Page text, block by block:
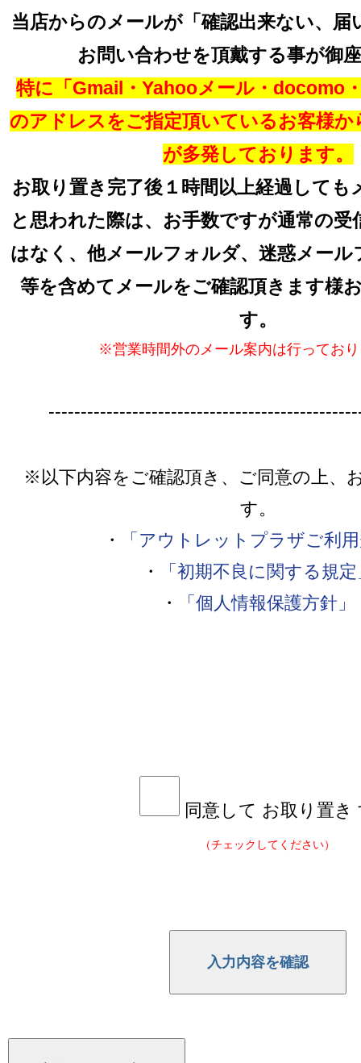
当店からのメールが「確認出来ない、届
お問い合わせを頂戴する事が御
特に「Gmail・Yahooメール・docomo
のアドレスをご指定頂いているお客様
が多発しております。
お取り置き完了後１時間以上経過しても
と思われた際は、お手数ですが通常の
はなく、他メールフォルダ、迷惑メール
等を含めてメールをご確認頂きます様
す。
※営業時間外のメール案内は行ってお
※以下内容をご確認頂き、ご同意の上、
す。
・
「アウトレットプラザご利
・
「初期不良に関する規定
・
「個人情報保護方針」
同意して お取り置き
（チェックしてください）